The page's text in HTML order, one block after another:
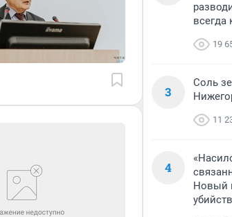
всегда
19
3
Соль
11
4
Новый